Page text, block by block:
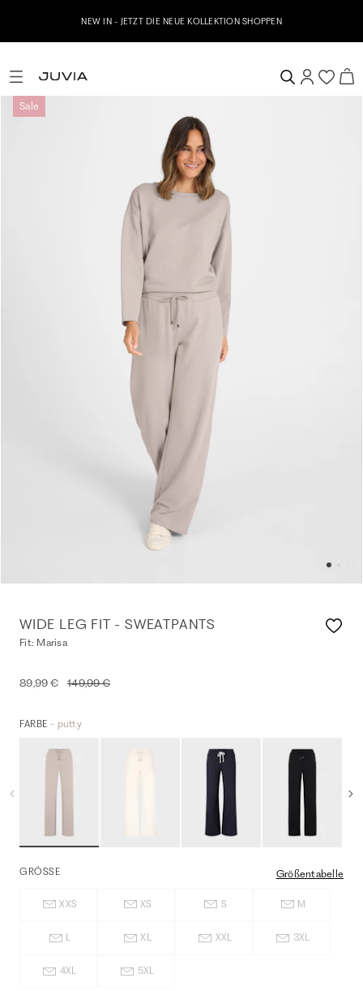
NEW IN - JETZT DIE NEUE KOLLEKTION SHOPPEN
Sale
WIDE LEG FIT - SWEATPANTS
Fit: Marisa
89,99 € 149,99 €
FARBE - putty
GRÖSSE Größentabelle
XXS XS S M
L XL XXL 3XL
4XL 5XL